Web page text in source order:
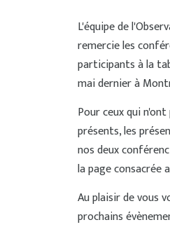
SERVICES DE L'OR
VOIR LE DERNIER BULLETIN
L'équipe de
remercie les
participants à la
mai dernier à
Pour ceux qui
présents, les
nos deux
la page consacrée
Au plaisir de vous
prochains